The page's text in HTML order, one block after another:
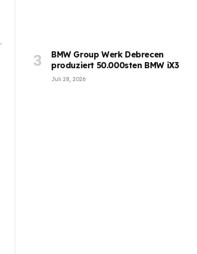
BMW Group Werk Debrecen
produziert 50.000sten BMW iX3
Juli 28, 2026